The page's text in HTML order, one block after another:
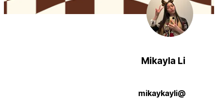
Mikayla Li